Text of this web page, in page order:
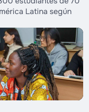
Latina según